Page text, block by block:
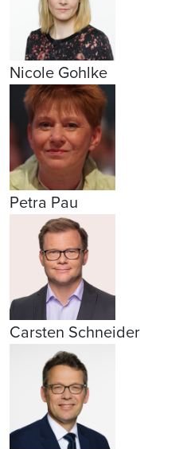
Nicole Gohlke
Petra Pau
Carsten Schneider